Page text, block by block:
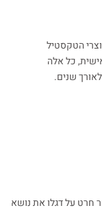
הטקסטיל
כל אלה
שנים.
כעסק אשר חרט על דגלו את נושא